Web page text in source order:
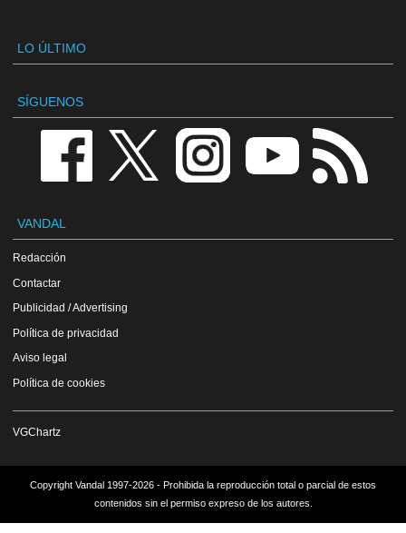
LO ÚLTIMO
SÍGUENOS
VANDAL
Redacción
Contactar
Publicidad / Advertising
Política de privacidad
Aviso legal
Política de cookies
VGChartz
Copyright Vandal 1997-2026 - Prohibida la reproducción total o parcial de estos
contenidos sin el permiso expreso de los autores.